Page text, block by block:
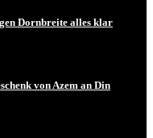
Dornbreite alles klar
von Azem an Din